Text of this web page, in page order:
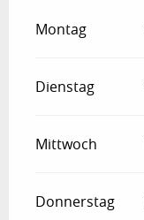
Montag
Dienstag
Mittwoch
Donnerstag